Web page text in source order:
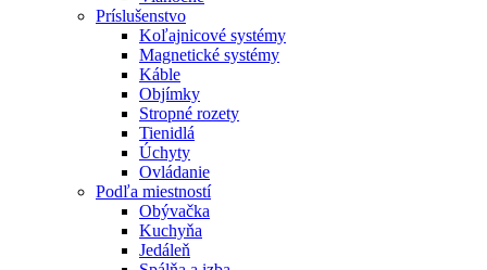
Príslušenstvo
Koľajnicové systémy
Magnetické systémy
Káble
Objímky
Stropné rozety
Tienidlá
Úchyty
Ovládanie
Podľa miestností
Obývačka
Kuchyňa
Jedáleň